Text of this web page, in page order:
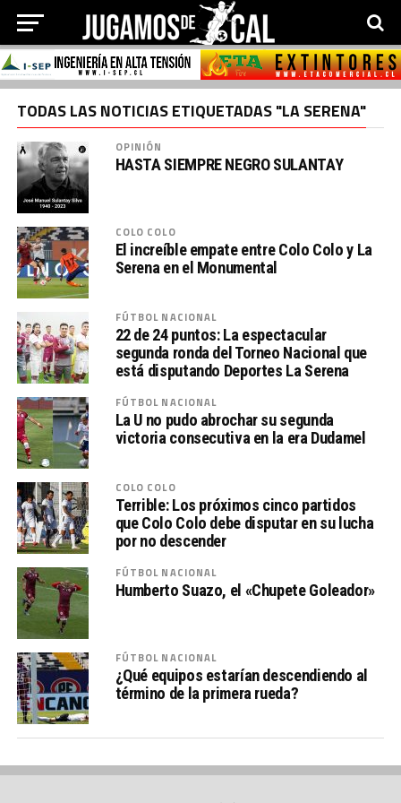
TODAS LAS NOTICIAS ETIQUETADAS "LA SERENA"
OPINIÓN
HASTA SIEMPRE NEGRO SULANTAY
COLO COLO
El increíble empate entre Colo Colo y La
Serena en el Monumental
FÚTBOL NACIONAL
22 de 24 puntos: La espectacular
segunda ronda del Torneo Nacional que
está disputando Deportes La Serena
FÚTBOL NACIONAL
La U no pudo abrochar su segunda
victoria consecutiva en la era Dudamel
COLO COLO
Terrible: Los próximos cinco partidos
que Colo Colo debe disputar en su lucha
por no descender
FÚTBOL NACIONAL
Humberto Suazo, el «Chupete Goleador»
FÚTBOL NACIONAL
¿Qué equipos estarían descendiendo al
término de la primera rueda?